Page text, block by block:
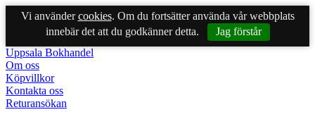
Vi användercookies. Om du fortsätter använda vår webbplats
innebär det att du godkänner detta.
Jag förstår
Uppsala Bokhandel
Om oss
Köpvillkor
Kontakta oss
Returansökan